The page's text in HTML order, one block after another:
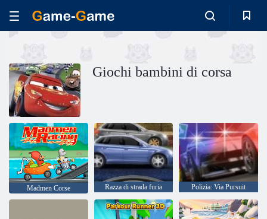
Giochi bambini di corsa
Madmen Corse Razza di strada furia Polizia: Via Pursuit